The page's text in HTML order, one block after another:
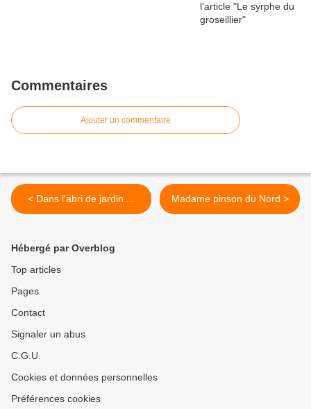
Commentaires
Ajouter un commentaire
< Dans l'abri de jardin ... Madame pinson du Nord >
Hébergé par Overblog
Top articles
Pages
Contact
Signaler un abus
C.G.U.
Cookies et données personnelles
Préférences cookies